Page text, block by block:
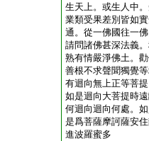
生天上。或生人中
業類受果差別皆如
通。從一佛國往一
請問諸佛甚深法義
熟有情嚴淨佛土。
善根不求聲聞獨覺
有迴向無上正等菩
如是迴向大菩提時
何迴向迴向何處。
是爲菩薩摩訶薩安
進波羅蜜多